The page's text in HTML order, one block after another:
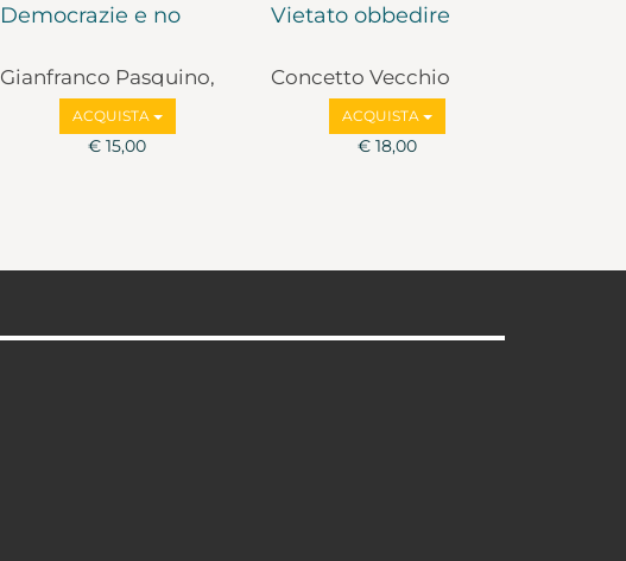
Democrazie e no
Gianfranco Pasquino,
Marco Valbruzzi
ACQUISTA
€ 15,00
Vietato obbedire
Concetto Vecchio
ACQUISTA
€ 18,00